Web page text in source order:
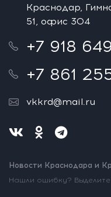
Краснодар,
51, офис 304
+7 918
+7 861
vkkrd@mail.ru
Новости Краснодара и
Нашли ошибку?